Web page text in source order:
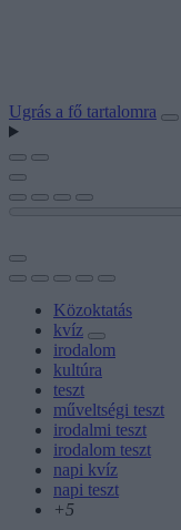
Ugrás a fő tartalomra
Közoktatás
kvíz
irodalom
kultúra
teszt
műveltségi teszt
irodalmi teszt
irodalom teszt
napi kvíz
napi teszt
+5